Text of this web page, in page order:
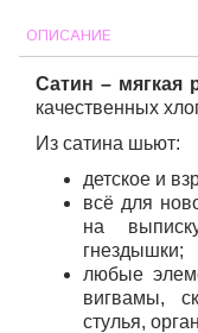
ОПИСАНИЕ
Сатин – мягкая
качественных
Из сатина шьют:
детское и
всё для
на
гнездышки;
любые
вигвамы,
стулья,